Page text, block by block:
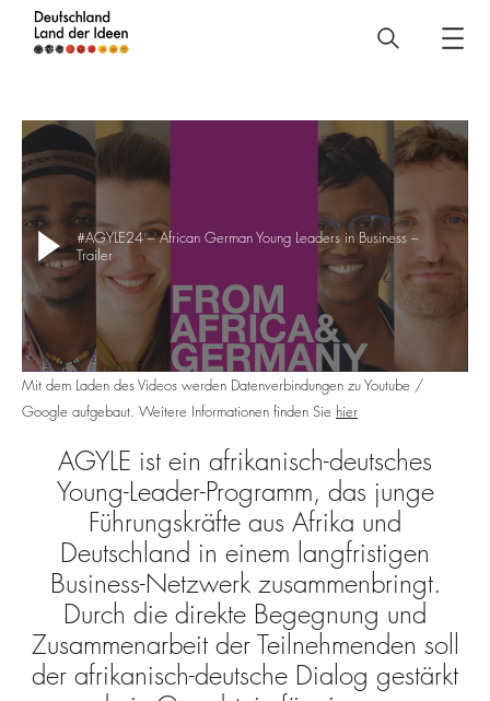
Land
der
Ideen
AGYLE#AGYLE24 – African German Young Leaders in Business –
Trailer
Mit dem Laden des Videos werden Datenverbindungen zu Youtube /
Google aufgebaut. Weitere Informationen finden Sie hier
AGYLE ist ein afrikanisch-deutsches
Young-Leader-Programm, das junge
Führungskräfte aus Afrika und
Deutschland in einem langfristigen
Business-Netzwerk zusammenbringt.
Durch die direkte Begegnung und
Zusammenarbeit der Teilnehmenden soll
der afrikanisch-deutsche Dialog gestärkt